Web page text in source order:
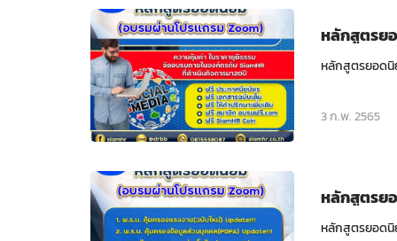
หลักสูตรย
หลักสูตรยอด
3 ก.พ. 2565
หลักสูตรย
หลักสูตรยอด